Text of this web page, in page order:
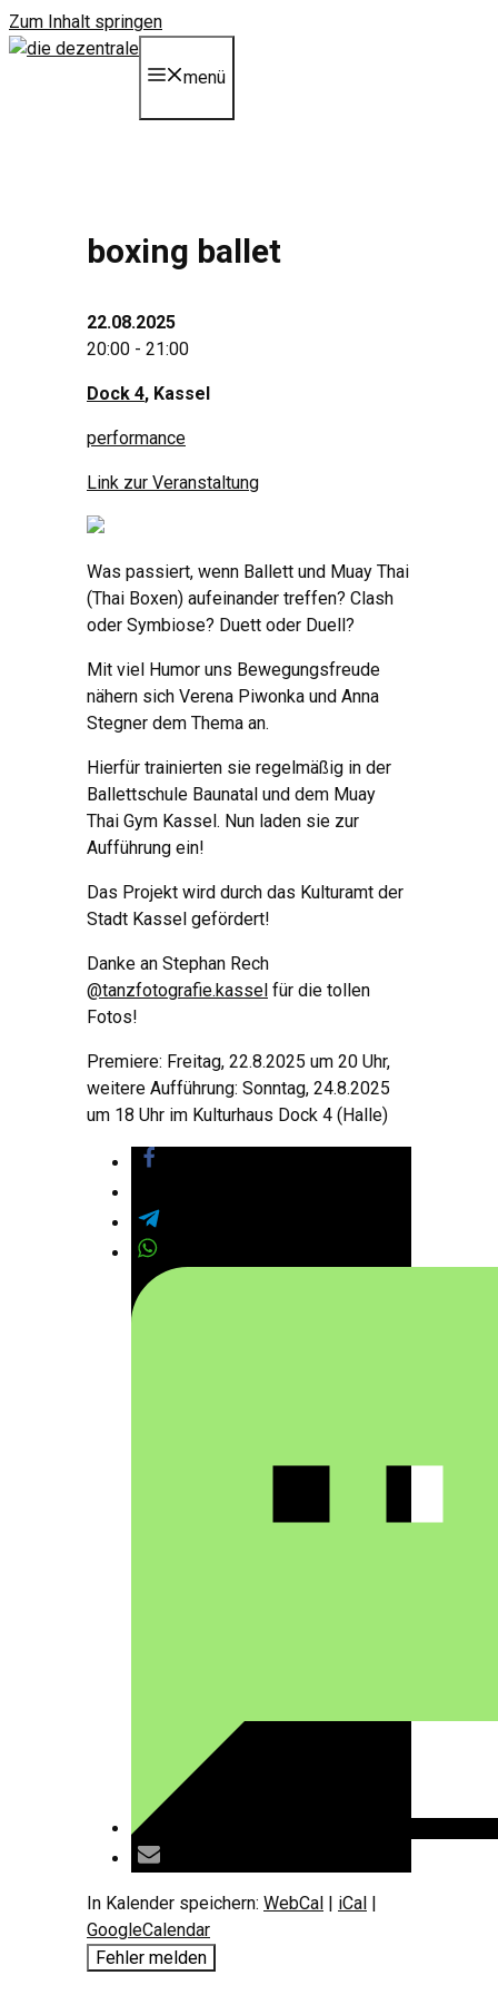
Zum Inhalt springen
menü
boxing ballet
22.08.2025
20:00 - 21:00
Dock 4, Kassel
performance
Link zur Veranstaltung
Was passiert, wenn Ballett und Muay Thai
(Thai Boxen) aufeinander treffen? Clash
oder Symbiose? Duett oder Duell?
Mit viel Humor uns Bewegungsfreude
nähern sich Verena Piwonka und Anna
Stegner dem Thema an.
Hierfür trainierten sie regelmäßig in der
Ballettschule Baunatal und dem Muay
Thai Gym Kassel. Nun laden sie zur
Aufführung ein!
Das Projekt wird durch das Kulturamt der
Stadt Kassel gefördert!
Danke an Stephan Rech
@tanzfotografie.kassel für die tollen
Fotos!
Premiere: Freitag, 22.8.2025 um 20 Uhr,
weitere Aufführung: Sonntag, 24.8.2025
um 18 Uhr im Kulturhaus Dock 4 (Halle)
In Kalender speichern: WebCal | iCal |
GoogleCalendar
Fehler melden